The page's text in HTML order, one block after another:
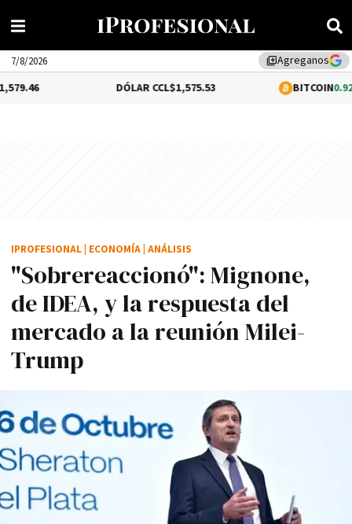
library_addAgreganos
7/8/2026
$1,575.53 0.92%
"Sobrereaccionó": Mignone,
de IDEA, y la respuesta del
mercado a la reunión Milei-
Trump
IPROFESIONAL ECONOMÍA ANÁLISIS